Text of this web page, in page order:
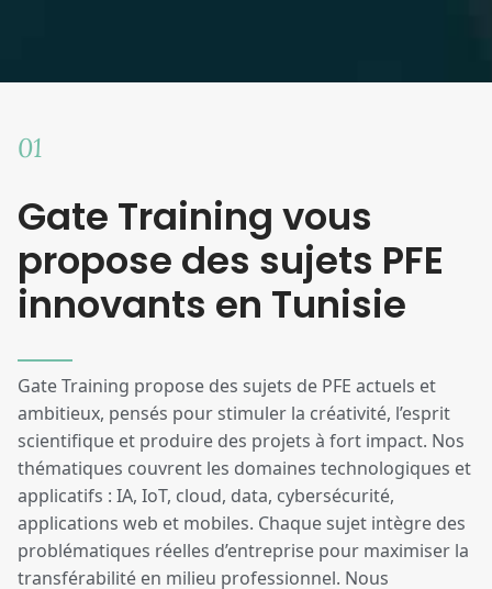
01
Gate Training vous
propose des sujets PFE
innovants en Tunisie
Gate Training propose des sujets de PFE actuels et
ambitieux, pensés pour stimuler la créativité, l’esprit
scientifique et produire des projets à fort impact. Nos
thématiques couvrent les domaines technologiques et
applicatifs : IA, IoT, cloud, data, cybersécurité,
applications web et mobiles. Chaque sujet intègre des
problématiques réelles d’entreprise pour maximiser la
transférabilité en milieu professionnel. Nous